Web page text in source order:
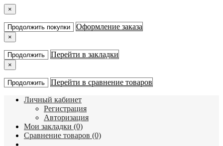
×
Продолжить покупки Оформление заказа
×
Продолжить Перейти в закладки
×
Продолжить Перейти в сравнение товаров
Личный кабинет
Регистрация
Авторизация
Мои закладки (0)
Сравнение товаров (0)